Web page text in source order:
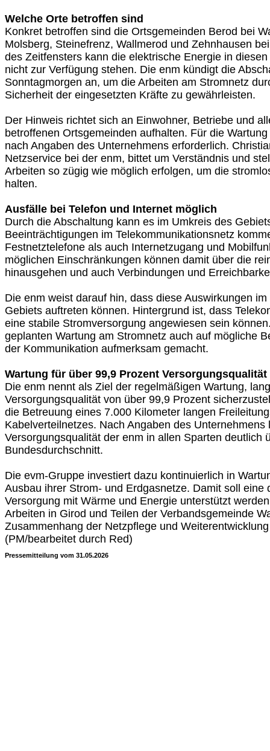
Welche Orte betroffen sind
Konkret betroffen sind die Ortsgemeinden Berod bei
Molsberg, Steinefrenz, Wallmerod und Zehnhausen
des Zeitfensters kann die elektrische Energie in
nicht zur Verfügung stehen. Die enm kündigt die
Sonntagmorgen an, um die Arbeiten am Stromnetz
Sicherheit der eingesetzten Kräfte zu gewährleisten.
Der Hinweis richtet sich an Einwohner, Betriebe und
betroffenen Ortsgemeinden aufhalten. Für die
nach Angaben des Unternehmens erforderlich.
Netzservice bei der enm, bittet um Verständnis und
Arbeiten so zügig wie möglich erfolgen, um die
halten.
Ausfälle bei Telefon und Internet möglich
Durch die Abschaltung kann es im Umkreis des
Beeinträchtigungen im Telekommunikationsnetz
Festnetztelefone als auch Internetzugang und
möglichen Einschränkungen können damit über die
hinausgehen und auch Verbindungen und
Die enm weist darauf hin, dass diese Auswirkungen
Gebiets auftreten können. Hintergrund ist, dass
eine stabile Stromversorgung angewiesen sein
geplanten Wartung am Stromnetz auch auf mögliche
der Kommunikation aufmerksam gemacht.
Wartung für über 99,9 Prozent Versorgungsqualität
Die enm nennt als Ziel der regelmäßigen Wartung,
Versorgungsqualität von über 99,9 Prozent
die Betreuung eines 7.000 Kilometer langen
Kabelverteilnetzes. Nach Angaben des Unternehmens
Versorgungsqualität der enm in allen Sparten deutlich
Bundesdurchschnitt.
Die evm-Gruppe investiert dazu kontinuierlich in
Ausbau ihrer Strom- und Erdgasnetze. Damit soll eine
Versorgung mit Wärme und Energie unterstützt
Arbeiten in Girod und Teilen der Verbandsgemeinde
Zusammenhang der Netzpflege und
(PM/bearbeitet durch Red)
Pressemitteilung vom 31.05.2026